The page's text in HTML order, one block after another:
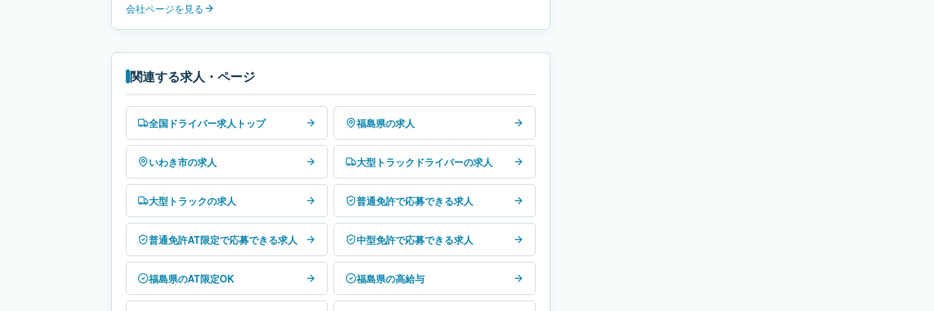
会社ページを見る
関連する求人・ページ
全国ドライバー求人トップ 福島県の求人
いわき市の求人 大型トラックドライバーの求人
大型トラックの求人 普通免許で応募できる求人
普通免許AT限定で応募できる求人 中型免許で応募できる求人
福島県のAT限定OK 福島県の高給与